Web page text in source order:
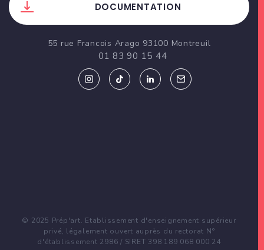
DOCUMENTATION
55 rue Francois Arago 93100 Montreuil
01 83 90 15 44
© 2025 Prép'art. Etablissement d'enseignement supérieur
privé, légalement ouvert auprès du rectorat N°
d'établissement 2986 / SIRET 398 189 068 000 24